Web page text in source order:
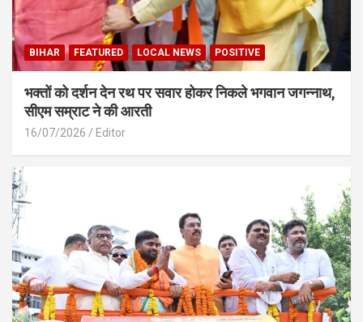
BIHAR FEATURED LOCAL NEWS POSITIVE
भक्तों को दर्शन देन रथ पर सवार होकर निकले भगवान जगन्नाथ,
सीएम सम्राट ने की आरती
16/07/2026 Editor